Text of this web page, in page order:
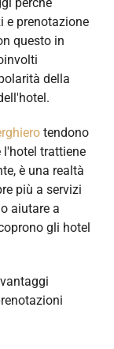
e prenotazione
questo in
della
tendono
l'hotel trattiene
è una realtà
più a servizi
aiutare a
gli hotel